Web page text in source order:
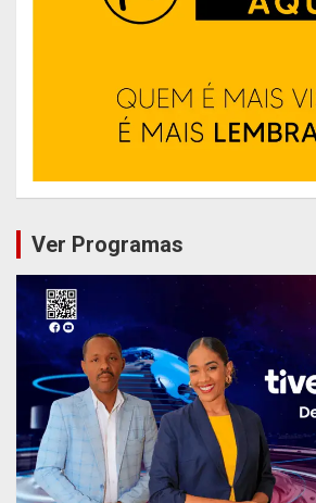
Ver Programas